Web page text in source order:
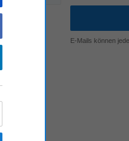
E-Mails können